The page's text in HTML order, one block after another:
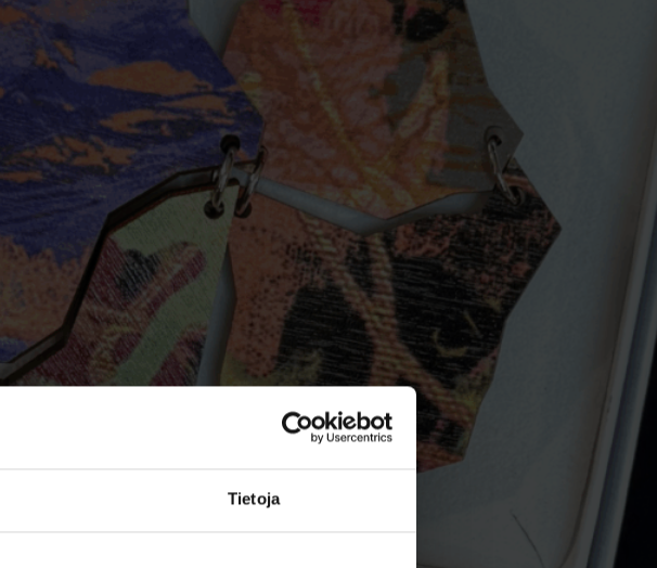
Tietoja
vapaaehtoistoiminnan pääyhteistyökumppanina ja kuosi
näkyy myös Oulu2026-vapaaehtoistoimijoiden
vaatetuksessa.
Seuraa
Arina.fi